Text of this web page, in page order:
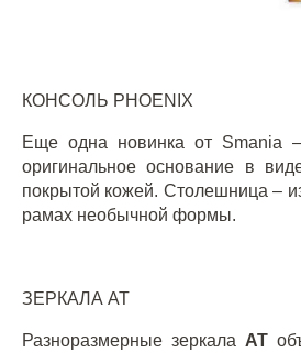
КОНСОЛЬ PHOENIX
Еще одна новинка от Smania
оригинальное основание в
покрытой кожей. Столешница –
рамах необычной формы.
ЗЕРКАЛА AT
Разноразмерные зеркала AT